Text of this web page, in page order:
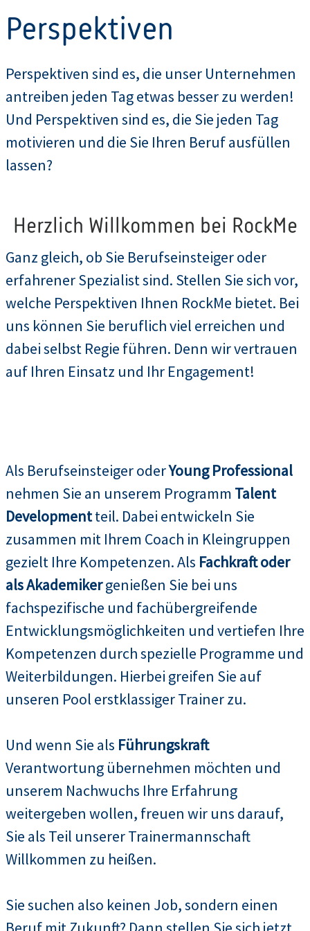
Perspektiven
Perspektiven sind es, die unser Unternehmen
antreiben jeden Tag etwas besser zu werden!
Und Perspektiven sind es, die Sie jeden Tag
motivieren und die Sie Ihren Beruf ausfüllen
lassen?
Herzlich Willkommen bei RockMe
Ganz gleich, ob Sie Berufseinsteiger oder
erfahrener Spezialist sind. Stellen Sie sich vor,
welche Perspektiven Ihnen RockMe bietet. Bei
uns können Sie beruflich viel erreichen und
dabei selbst Regie führen. Denn wir vertrauen
auf Ihren Einsatz und Ihr Engagement!
Als Berufseinsteiger oderYoung Professional
nehmen Sie an unserem Programm Talent
Developmentteil. Dabei entwickeln Sie
zusammen mit Ihrem Coach in Kleingruppen
gezielt Ihre Kompetenzen. Als Fachkraft oder
als Akademikergenießen Sie bei uns
fachspezifische und fachübergreifende
Entwicklungsmöglichkeiten und vertiefen Ihre
Kompetenzen durch spezielle Programme und
Weiterbildungen. Hierbei greifen Sie auf
unseren Pool erstklassiger Trainer zu.
Und wenn Sie als Führungskraft
Verantwortung übernehmen möchten und
unserem Nachwuchs Ihre Erfahrung
weitergeben wollen, freuen wir uns darauf,
Sie als Teil unserer Trainermannschaft
Willkommen zu heißen.
Sie suchen also keinen Job, sondern einen